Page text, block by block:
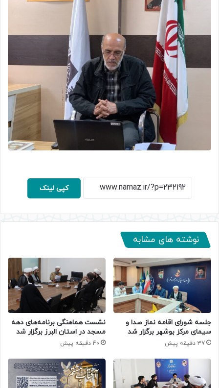
کپی لینک
نوشته های مشابه
جلسه شورای اقامه نماز صدا و
سیمای مرکز بوشهر برگزار شد
37 دقیقه پیش
نشست هماهنگی برنامه‌های دهه
مسجد در استان البرز برگزار شد
40 دقیقه پیش